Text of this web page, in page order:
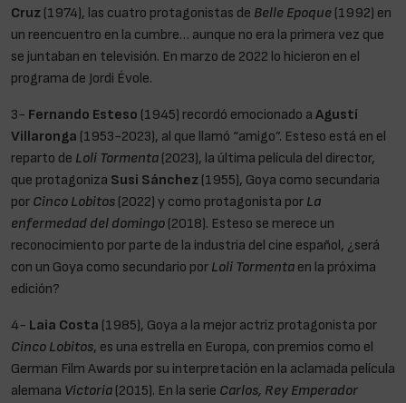
Cruz (1974), las cuatro protagonistas de Belle Epoque (1992) en
un reencuentro en la cumbre… aunque no era la primera vez que
se juntaban en televisión. En marzo de 2022 lo hicieron en el
programa de Jordi Évole.
3- Fernando Esteso (1945) recordó emocionado a Agustí
Villaronga (1953-2023), al que llamó “amigo”. Esteso está en el
reparto de Loli Tormenta (2023), la última película del director,
que protagoniza Susi Sánchez (1955), Goya como secundaria
por Cinco Lobitos (2022) y como protagonista por La
enfermedad del domingo (2018). Esteso se merece un
reconocimiento por parte de la industria del cine español, ¿será
con un Goya como secundario por Loli Tormenta en la próxima
edición?
4- Laia Costa (1985), Goya a la mejor actriz protagonista por
Cinco Lobitos, es una estrella en Europa, con premios como el
German Film Awards por su interpretación en la aclamada película
alemana Victoria (2015). En la serie Carlos, Rey Emperador